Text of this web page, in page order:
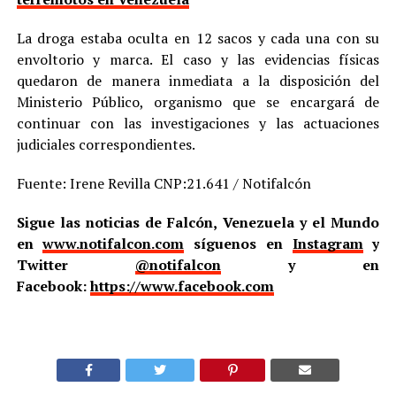
La droga estaba oculta en 12 sacos y cada una con su
envoltorio y marca. El caso y las evidencias físicas
quedaron de manera inmediata a la disposición del
Ministerio Público, organismo que se encargará de
continuar con las investigaciones y las actuaciones
judiciales correspondientes.
Fuente: Irene Revilla CNP:21.641 / Notifalcón
Sigue las noticias de Falcón, Venezuela y el Mundo
enwww.notifalcon.com síguenos en Instagramy
Twitter @notifalcony en
Facebook:https://www.facebook.com